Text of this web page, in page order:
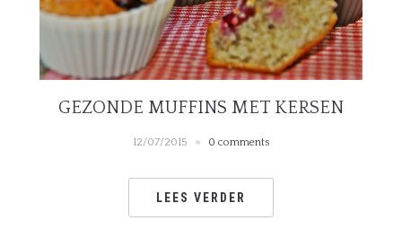
GEZONDE MUFFINS MET KERSEN
12/07/2015 0 comments
LEES VERDER